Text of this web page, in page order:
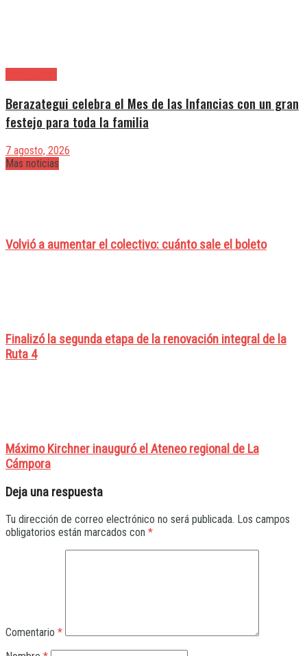
Berazategui celebra el Mes de las Infancias con un gran
festejo para toda la familia
7 agosto, 2026
Mas noticias
Volvió a aumentar el colectivo: cuánto sale el boleto
Finalizó la segunda etapa de la renovación integral de la
Ruta 4
Máximo Kirchner inauguró el Ateneo regional de La
Cámpora
Deja una respuesta
Tu dirección de correo electrónico no será publicada. Los campos
obligatorios están marcados con *
Comentario *